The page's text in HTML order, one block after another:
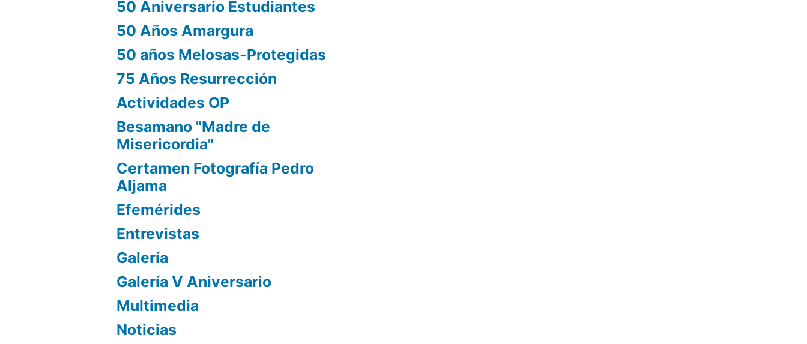
50 Aniversario Estudiantes
50 Años Amargura
50 años Melosas-Protegidas
75 Años Resurrección
Actividades OP
Besamano "Madre de
Misericordia"
Certamen Fotografía Pedro
Aljama
Efemérides
Entrevistas
Galería
Galería V Aniversario
Multimedia
Noticias